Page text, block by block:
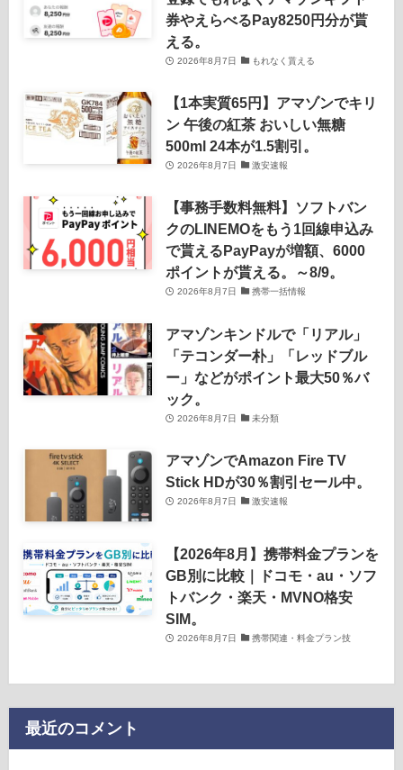
券やえらべるPay8250円分が貰
える。
2026年8月7日 もれなく貰える
【1本実質65円】アマゾンでキリ
ン 午後の紅茶 おいしい無糖
500ml 24本が1.5割引。
2026年8月7日 激安速報
【事務手数料無料】ソフトバン
クのLINEMOをもう1回線申込み
で貰えるPayPayが増額、6000
ポイントが貰える。～8/9。
2026年8月7日 携帯一括情報
アマゾンキンドルで「リアル」
「テコンダー朴」「レッドブル
ー」などがポイント最大50％バ
ック。
2026年8月7日 未分類
アマゾンでAmazon Fire TV
Stick HDが30％割引セール中。
2026年8月7日 激安速報
【2026年8月】携帯料金プランを
GB別に比較｜ドコモ・au・ソフ
トバンク・楽天・MVNO格安
SIM。
2026年8月7日 携帯関連・料金プラン技
最近のコメント